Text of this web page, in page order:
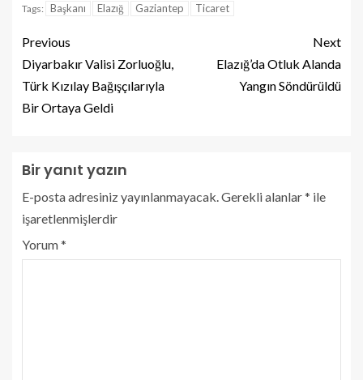
Tags: Başkanı Elazığ Gaziantep Ticaret
Previous
Diyarbakır Valisi Zorluoğlu,
Türk Kızılay Bağışçılarıyla
Bir Ortaya Geldi
Next
Elazığ’da Otluk Alanda
Yangın Söndürüldü
Bir yanıt yazın
E-posta adresiniz yayınlanmayacak. Gerekli alanlar* ile
işaretlenmişlerdir
Yorum*